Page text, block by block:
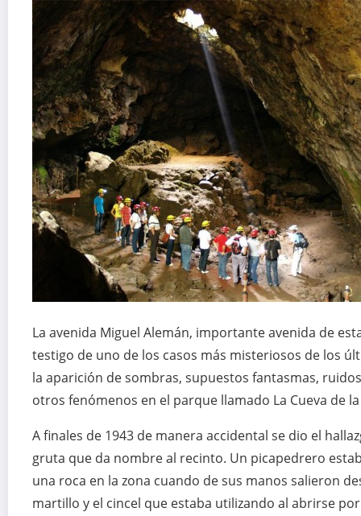
La avenida Miguel Alemán, importante avenida de
testigo de uno de los casos más misteriosos de los
la aparición de sombras, supuestos fantasmas,
otros fenómenos en el parque llamado La Cueva de
A finales de 1943 de manera accidental se dio el
gruta que da nombre al recinto. Un picapedrero
una roca en la zona cuando de sus manos salieron
martillo y el cincel que estaba utilizando al abrirse